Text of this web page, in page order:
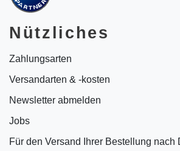
Nützliches
Zahlungsarten
Versandarten & -kosten
Newsletter abmelden
Jobs
Für den Versand Ihrer Bestellung nach